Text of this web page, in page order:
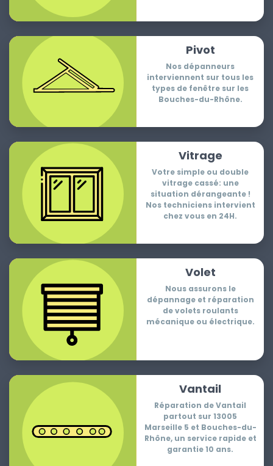
Pivot
Nos dépanneurs
interviennent sur tous les
types de fenêtre sur les
Bouches-du-Rhône.
Vitrage
Votre simple ou double
vitrage cassé: une
situation dérangeante !
Nos techniciens intervient
chez vous en 24H.
Volet
Nous assurons le
dépannage et réparation
de volets roulants
mécanique ou électrique.
Vantail
Réparation de Vantail
partout sur 13005
Marseille 5 et Bouches-du-
Rhône, un service rapide et
garantie 10 ans.